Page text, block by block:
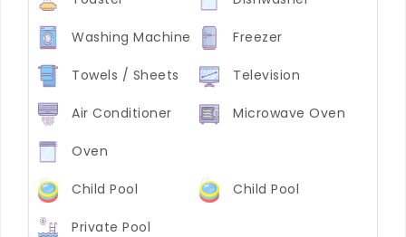
Washing Machine Freezer
Towels / Sheets Television
Air Conditioner Microwave Oven
Oven
Child Pool Child Pool
Private Pool